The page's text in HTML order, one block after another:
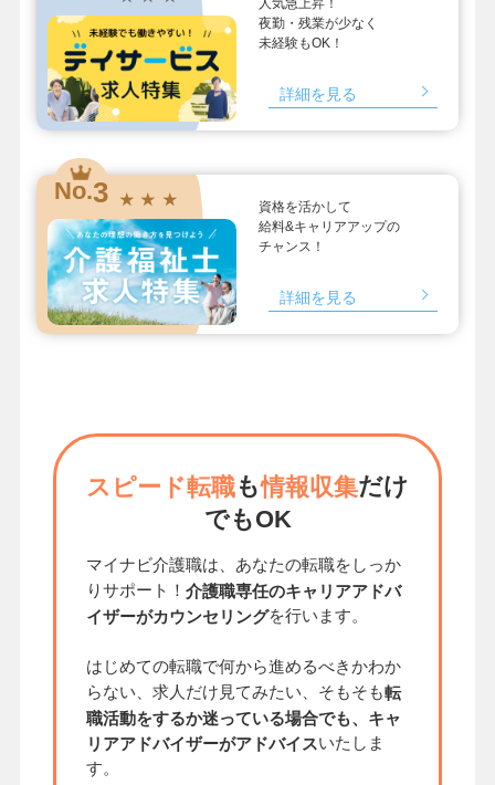
夜勤・残業が少なく
未経験もOK！
詳細を見る
No.3 ★ ★ ★
資格を活かして
給料&キャリアアップの
チャンス！
詳細を見る
スピード転職も情報収集だけ
でもOK
マイナビ介護職は、あなたの転職をしっか
りサポート！ 介護職専任のキャリアアドバ
イザーがカウンセリングを行います。
はじめての転職で何から進めるべきかわか
らない、求人だけ見てみたい、そもそも転
職活動をするか迷っている場合でも、キャ
リアアドバイザーがアドバイスいたしま
す。